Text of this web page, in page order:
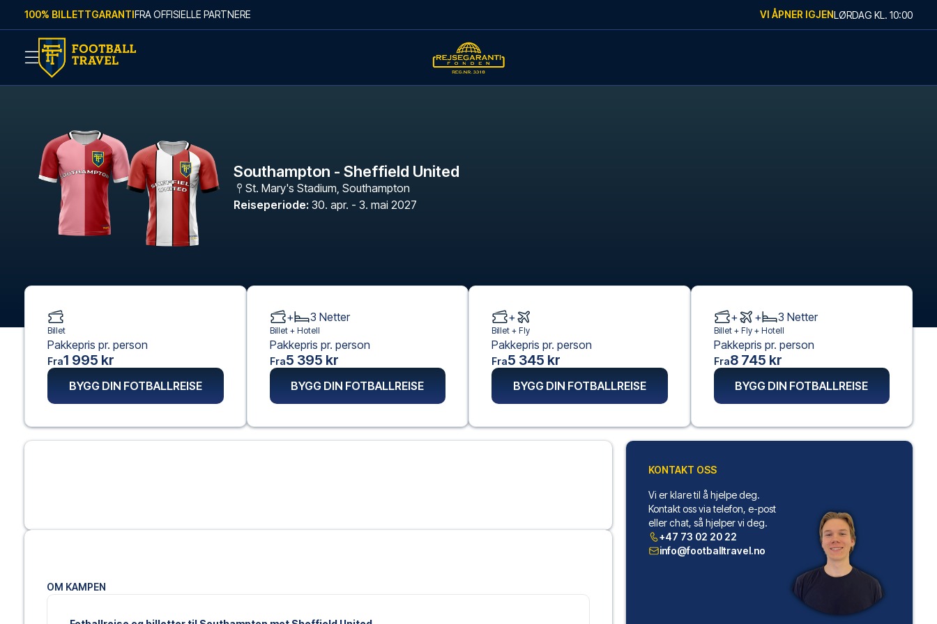
Skip to content
100% BILLETTGARANTIFRA OFFISIELLE PARTNERE VI ÅPNER IGJENLØRDAG KL. 10:00
Southampton - Sheffield United
St. Mary's Stadium, Southampton
Reiseperiode: 30. apr. - 3. mai 2027
OM KAMPEN
Billet
Pakkepris pr. person
Fra1 995 kr
BYGG DIN FOTBALLREISE
+ 3 Netter
Billet + Hotell
Pakkepris pr. person
Fra5 395 kr
BYGG DIN FOTBALLREISE
+
Billet + Fly
Pakkepris pr. person
Fra5 345 kr
BYGG DIN FOTBALLREISE
+ + 3 Netter
Billet + Fly+ Hotell
Pakkepris pr. person
Fra8 745 kr
BYGG DIN FOTBALLREISE
KONTAKT OSS
Vi er klare til å hjelpe deg.
Kontakt oss via telefon, e-post
eller chat, så hjelper vi deg.
+47 73 02 20 22
info@footballtravel.no